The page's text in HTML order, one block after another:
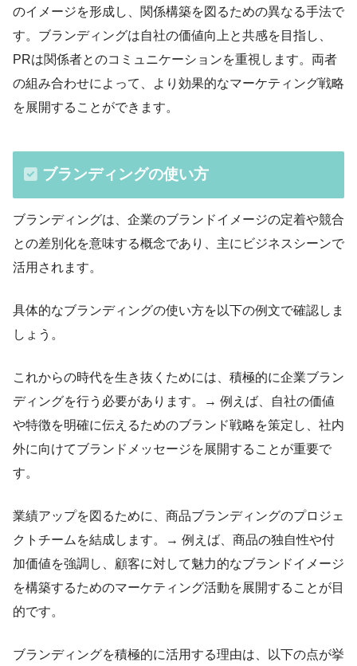
のイメージを形成し、関係構築を図るための異なる手法で
す。ブランディングは自社の価値向上と共感を目指し、
PRは関係者とのコミュニケーションを重視します。両者
の組み合わせによって、より効果的なマーケティング戦略
を展開することができます。
ブランディングの使い方
ブランディングは、企業のブランドイメージの定着や競合
との差別化を意味する概念であり、主にビジネスシーンで
活用されます。
具体的なブランディングの使い方を以下の例文で確認しま
しょう。
これからの時代を生き抜くためには、積極的に企業ブラン
ディングを行う必要があります。→ 例えば、自社の価値
や特徴を明確に伝えるためのブランド戦略を策定し、社内
外に向けてブランドメッセージを展開することが重要で
す。
業績アップを図るために、商品ブランディングのプロジェ
クトチームを結成します。→ 例えば、商品の独自性や付
加価値を強調し、顧客に対して魅力的なブランドイメージ
を構築するためのマーケティング活動を展開することが目
的です。
ブランディングを積極的に活用する理由は、以下の点が挙